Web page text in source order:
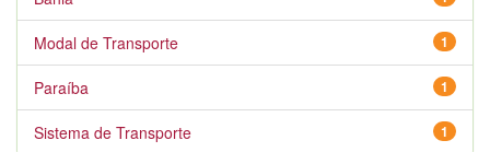
1
Modal de Transporte
1
Paraíba
1
Sistema de Transporte